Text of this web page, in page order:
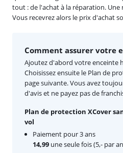
tout : de l'achat à la réparation.
Vous recevrez alors le prix d'achat
Comment assurer votre
Ajoutez d'abord votre enceinte
Choisissez ensuite le Plan de
page suivante. Vous avez
d'avis et ne payez pas de
Plan de protection XCover
vol
Paiement pour 3 ans
14,99 une seule fois (5,- par